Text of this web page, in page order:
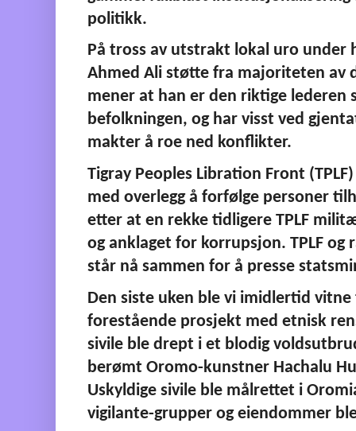
politikk.
På tross av utstrakt lokal uro under
Ahmed Ali støtte fra majoriteten av
mener at han er den riktige lederen
befolkningen, og har visst ved
makter å roe ned konflikter.
Tigray Peoples Libration Front
med overlegg å forfølge personer
etter at en rekke tidligere TPLF
og anklaget for korrupsjon. TPLF og
står nå sammen for å presse
Den siste uken ble vi imidlertid
forestående prosjekt med etnisk
sivile ble drept i et blodig
berømt Oromo-kunstner Hachalu
Uskyldige sivile ble målrettet i
vigilante-grupper og eiendommer